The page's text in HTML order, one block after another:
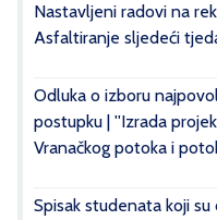
Nastavljeni radovi na
Asfaltiranje sljedeći
Odluka o izboru
postupku | ''Izrada
Vranačkog potoka i
Spisak studenata koji